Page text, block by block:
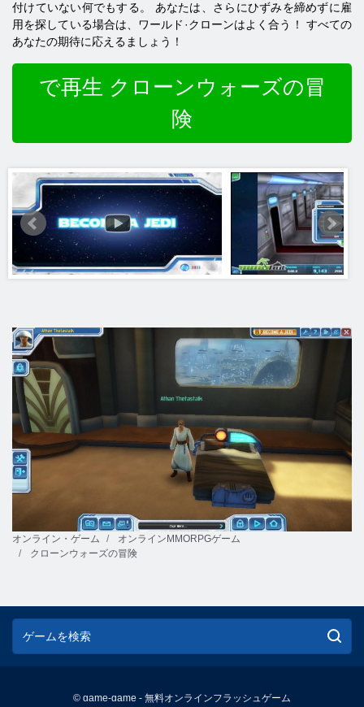
付けていない何でもする。 あなたは、さらにひずみを締めずに雇
用を探している場合は、ワールド·クローンはよく合う！ すべての
あなたの期待に応えるましょう！
で再生 クローンウォーズの冒
険
オンライン・ゲーム
オンラインMMORPGゲーム
クローンウォーズの冒険
© game-game - 無料オンラインフラッシュゲーム